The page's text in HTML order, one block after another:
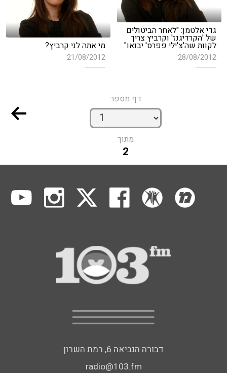
גדי אלטמן: "לאחר הביטולים
של 'הקרדיגנז' וקרביץ צריך
לקוות שה'צ'ילי פפרס' יבואו"
28/08/2012
מי אתה לני קרביץ?
21/08/2012
דף מספר
מתוך
2
דבורה הנביאה 6, רמת השרון
radio@103.fm